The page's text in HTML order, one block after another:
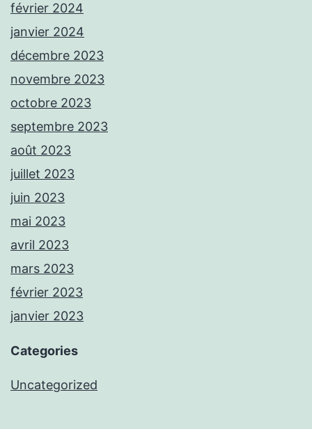
février 2024
janvier 2024
décembre 2023
novembre 2023
octobre 2023
septembre 2023
août 2023
juillet 2023
juin 2023
mai 2023
avril 2023
mars 2023
février 2023
janvier 2023
Categories
Uncategorized